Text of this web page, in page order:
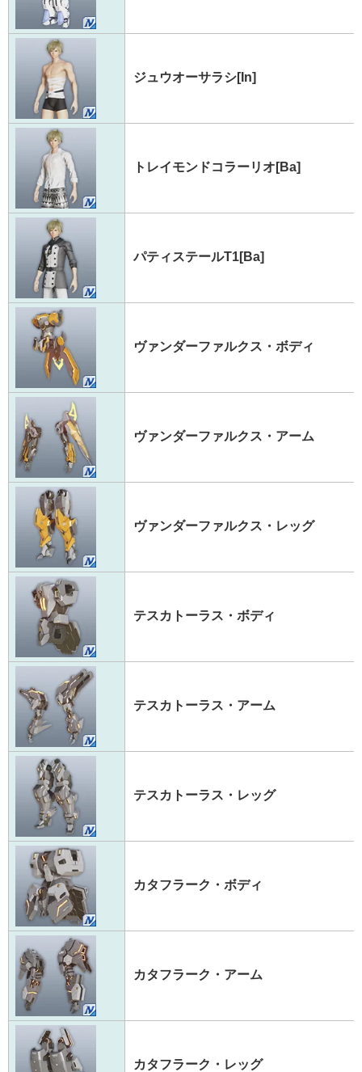
ジュウオーサラシ[In]
トレイモンドコラーリオ[Ba]
パティステールT1[Ba]
ヴァンダーファルクス・ボディ
ヴァンダーファルクス・アーム
ヴァンダーファルクス・レッグ
テスカトーラス・ボディ
テスカトーラス・アーム
テスカトーラス・レッグ
カタフラーク・ボディ
カタフラーク・アーム
カタフラーク・レッグ